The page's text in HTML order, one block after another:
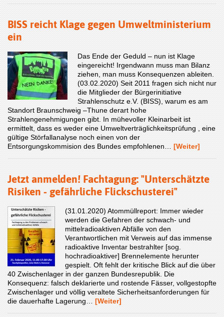
BISS reicht Klage gegen Umweltministerium
ein
Das Ende der Geduld – nun ist Klage
eingereicht! Irgendwann muss man Bilanz
ziehen, man muss Konsequenzen ableiten.
(03.02.2020) Seit 2011 fragen sich nicht nur
die Mitglieder der Bürgerinitiative
Strahlenschutz e.V. (BISS), warum es am
Standort Braunschweig –Thune derart hohe
Strahlengenehmigungen gibt. In mühevoller Kleinarbeit ist
ermittelt, dass es weder eine Umweltverträglichkeitsprüfung , eine
gültige Störfallanalyse noch einen von der
Entsorgungskommision des Bundes empfohlenen… [Weiter]
Jetzt anmelden! Fachtagung: "Unterschätzte
Risiken - gefährliche Flickschusterei"
(31.01.2020) Atommüllreport: Immer wieder
werden die Gefahren der schwach- und
mittelradioaktiven Abfälle von den
Verantwortlichen mit Verweis auf das immense
radioaktive Inventar bestrahlter [sog.
hochradioaktiver] Brennelemente herunter
gespielt. Oft fehlt der kritische Blick auf die über
40 Zwischenlager in der ganzen Bundesrepublik. Die
Konsequenz: falsch deklarierte und rostende Fässer, vollgestopfte
Zwischenlager und völlig veraltete Sicherheitsanforderungen für
die dauerhafte Lagerung… [Weiter]